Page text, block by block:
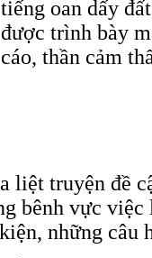
tiếng oan dấy
được trình bày
cáo, thần cảm
liệt truyện đề
bênh vực
những câu